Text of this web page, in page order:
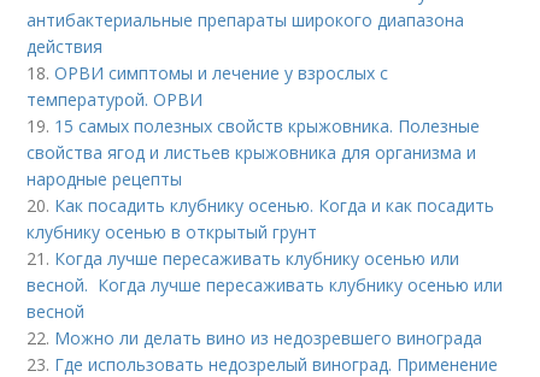
антибактериальные препараты широкого диапазона
действия
18.ОРВИ симптомы и лечение у взрослых с
температурой. ОРВИ
19. 15 самых полезных свойств крыжовника. Полезные
свойства ягод и листьев крыжовника для организма и
народные рецепты
20. Как посадить клубнику осенью. Когда и как посадить
клубнику осенью в открытый грунт
21. Когда лучше пересаживать клубнику осенью или
весной. Когда лучше пересаживать клубнику осенью или
весной
22. Можно ли делать вино из недозревшего винограда
23. Где использовать недозрелый виноград. Применение